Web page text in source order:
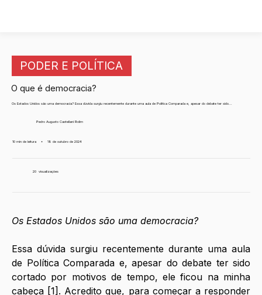
PODER E POLÍTICA
O que é democracia?
Os Estados Unidos são uma democracia? Essa dúvida surgiu recentemente durante uma aula de Política Comparada e, apesar do debate ter sido...
Pedro Augusto Castellani Rolim
10 min de leitura • 18 de outubro de 2024
20 visualizações
Os Estados Unidos são uma democracia?
Essa dúvida surgiu recentemente durante uma aula
de Política Comparada e, apesar do debate ter sido
cortado por motivos de tempo, ele ficou na minha
cabeça [1]. Acredito que, para começar a responder